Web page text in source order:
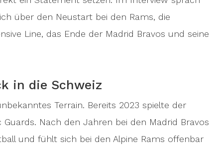
über den Neustart bei den Rams, die
Line, das Ende der Madrid Bravos und seine
in die Schweiz
Terrain. Bereits 2023 spielte der
Nach den Jahren bei den Madrid Bravos
und fühlt sich bei den Alpine Rams offenbar